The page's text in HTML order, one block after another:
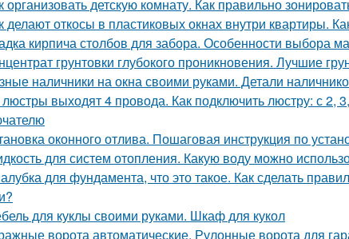
организовать детскую комнату. Как правильно
делают откосы в пластиковых окнах внутри квартиры.
кирпича столбов для забора. Особенности выбора
грунтовки глубокого проникновения. Лучшие
наличники на окна своими руками. Детали
выходят 4 провода. Как подключить люстру: с 2,
оконного отлива. Пошаговая инструкция по
для систем отопления. Какую воду можно
для фундамента, что это такое. Как сделать
для куклы своими руками. Шкаф для кукол
ворота автоматические. Рулонные ворота для